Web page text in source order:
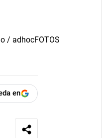
en